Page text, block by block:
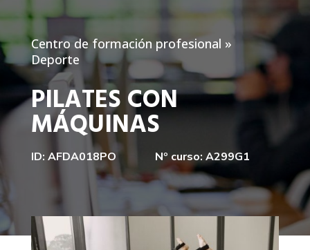
Centro de formación profesional »
Deporte
PILATES CON
MÁQUINAS
ID: AFDA018PO Nº curso: A299G1